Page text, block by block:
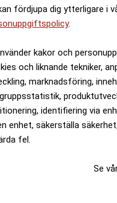
fördjupa dig ytterligare i
.
kakor och
och liknande tekniker,
marknadsföring,
identifiering via
enhet, säkerställa
fel.
Se
Sänkt